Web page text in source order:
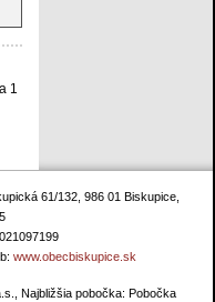
1
61/132, 986 01 Biskupice,
www.obecbiskupice.sk
Najbližšia pobočka: Pobočka